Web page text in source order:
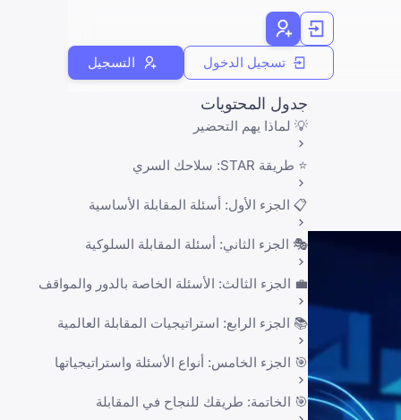
تسجيل الدخول التسجيل
جدول المحتويات
💡 لماذا يهم التحضير
⭐ طريقة STAR: سلاحك السري
📋 الجزء الأول: أسئلة المقابلة الأساسية
🎭 الجزء الثاني: أسئلة المقابلة السلوكية
💼 الجزء الثالث: الأسئلة الخاصة بالدور والمواقف
📚 الجزء الرابع: استراتيجيات المقابلة العالمية
🎯 الجزء الخامس: أنواع الأسئلة واستراتيجياتها
🎯 الخاتمة: طريقك للنجاح في المقابلة